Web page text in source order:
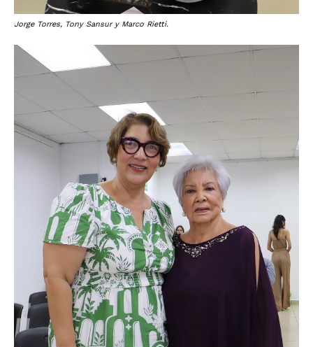
Jorge Torres, Tony Sansur y Marco Rietti.